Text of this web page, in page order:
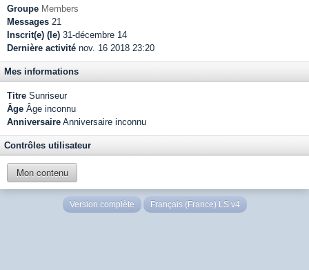
Groupe Members
Messages 21
Inscrit(e) (le) 31-décembre 14
Dernière activité nov. 16 2018 23:20
Mes informations
Titre Sunriseur
Âge Âge inconnu
Anniversaire Anniversaire inconnu
Contrôles utilisateur
Mon contenu
Version complète Français (France) LS v4